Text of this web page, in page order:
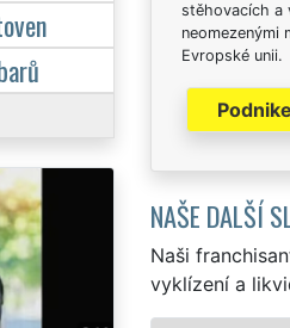
stěhovacích a
neomezenými
Evropské unii.
NAŠE DALŠÍ
Naši
vyklízení a